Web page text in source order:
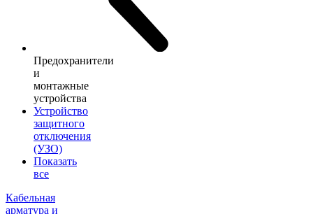
Предохранители
и
монтажные
устройства
Устройство
защитного
отключения
(УЗО)
Показать
все
Кабельная
арматура и